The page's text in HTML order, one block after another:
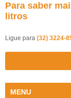
Para saber
litros
Ligue para (32) 3224-
MENU